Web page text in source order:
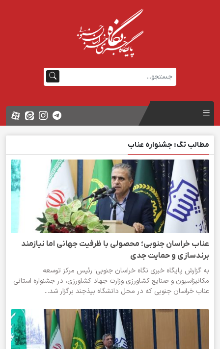
مطالب تگ: جشنواره عناب
عناب خراسان جنوبی؛ محصولی با ظرفیت جهانی اما نیازمند
برند‌سازی و حمایت جدی
به گزارش پایگاه خبری نگاه خراسان جنوبی؛ رئیس مرکز توسعه
مکانیزاسیون و صنایع کشاورزی وزارت جهاد کشاورزی، در جشنواره استانی
عناب خراسان جنوبی که در محل دانشگاه بیذجند برگزار شد...